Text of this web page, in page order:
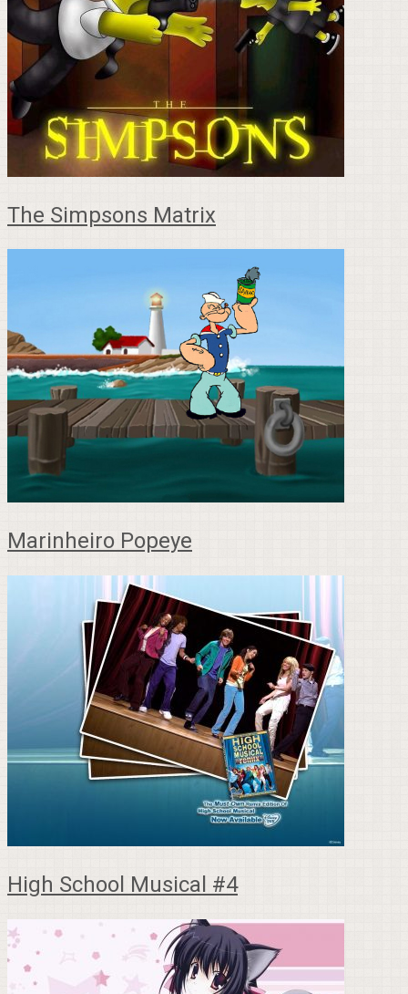
The Simpsons Matrix
Marinheiro Popeye
High School Musical #4